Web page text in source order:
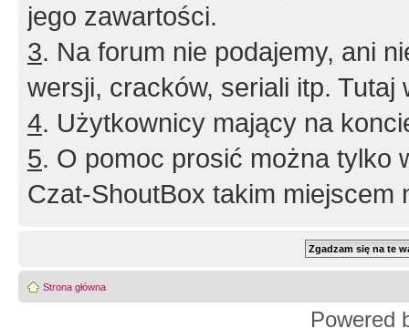
jego zawartości.
3. Na forum nie podajemy, ani
wersji, cracków, seriali itp. Tutaj
4. Użytkownicy mający na
5. O pomoc prosić można tylko
Czat-ShoutBox takim miejscem
Strona główna
Powered